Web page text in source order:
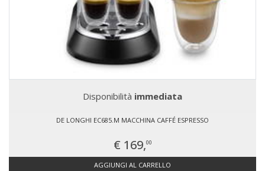
Disponibilità immediata
DE LONGHI EC685.M MACCHINA CAFFÉ ESPRESSO
€ 169,00
AGGIUNGI AL CARRELLO